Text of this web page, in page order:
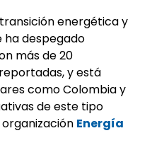
energética y
despegado
más de 20
y está
como Colombia y
de este tipo
Energía